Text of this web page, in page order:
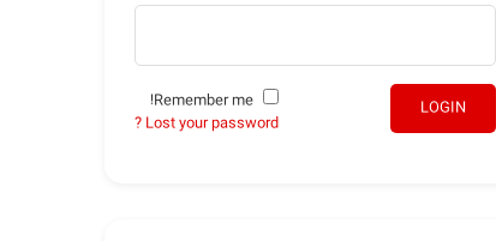
LOGIN
Lost your password ?